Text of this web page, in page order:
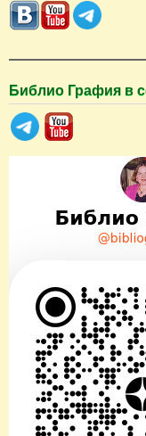
с
к
Библио Графия в